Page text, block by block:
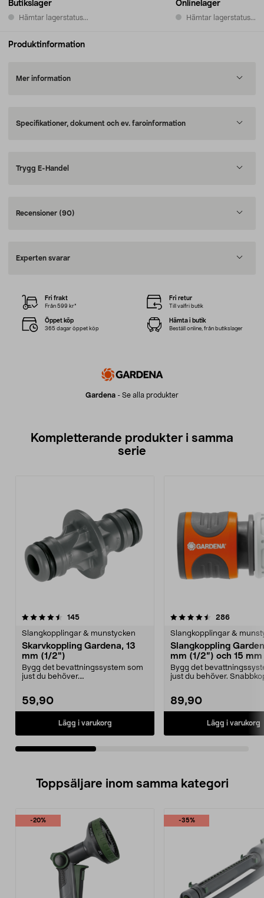
Butikslager
Hämtar lagerstatus...
Onlinelager
Hämtar lagerstatus...
Produktinformation
Mer information
Specifikationer, dokument och ev. faroinformation
Trygg E-Handel
Recensioner (90)
Experten svarar
Gardena - Se alla produkter
Fri frakt
Från 599 kr*
Fri retur
Till valfri butik
Öppet köp
365 dagar öppet köp
Hämta i butik
Beställ online, från butikslager
Kompletterande produkter i samma
serie
145recensioner
Slangkopplingar & munstycken
Skarvkoppling Gardena, 13
mm (1/2")
Bygg det bevattningssystem som
just du behöver.
59,90
Lägg i varukorg
4.5av 5 stjärnor 286
Slangkopplingar &
Slangkoppling
mm (1/2”) och 15
Bygg det
just du behöver.
89,90
Lägg i varukorg
4.5av 5 stjärnor
Toppsäljare inom samma kategori
-20% -35%